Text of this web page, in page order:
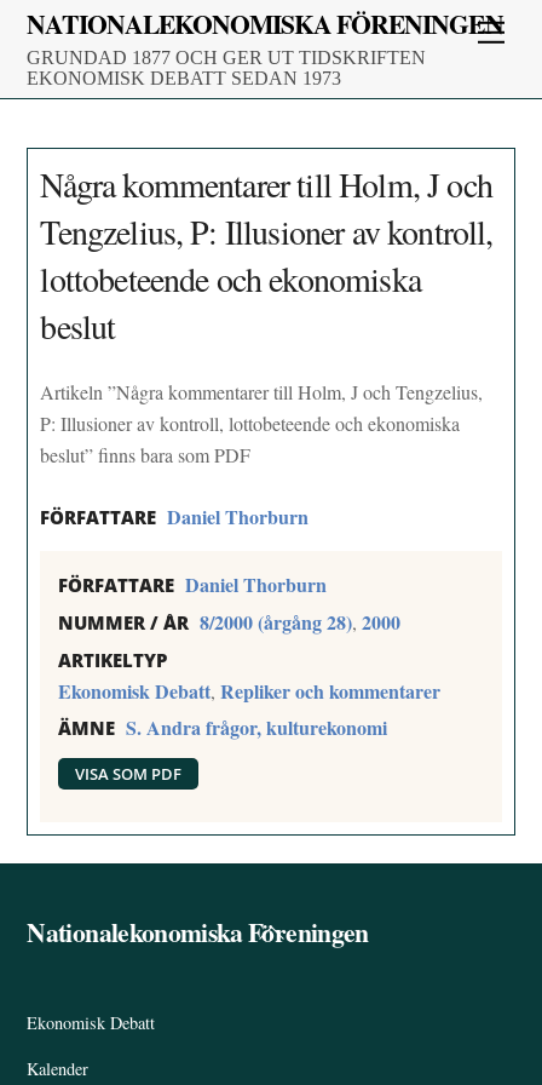
Skip
content
NATIONALEKONOMISKA FÖRENINGEN
GRUNDAD 1877 OCH GER UT TIDSKRIFTEN
EKONOMISK DEBATT SEDAN 1973
Några kommentarer till Holm, J och
Tengzelius, P: Illusioner av kontroll,
lottobeteende och ekonomiska
beslut
Artikeln ”Några kommentarer till Holm, J och Tengzelius,
P: Illusioner av kontroll, lottobeteende och ekonomiska
beslut” finns bara som PDF
FÖRFATTARE Daniel Thorburn
FÖRFATTARE Daniel Thorburn
NUMMER / ÅR 8/2000 (årgång 28),2000
ARTIKELTYP
Ekonomisk Debatt,Repliker och kommentarer
ÄMNE S. Andra frågor, kulturekonomi
VISA SOM PDF
Back
Nationalekonomiska Föreningen
Ekonomisk Debatt
Kalender